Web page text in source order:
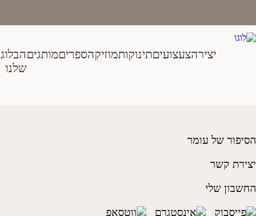
content
יצירהצעצועיםתינוקותמוזיקהספריםמותגיםהבלוג
שלנו
מידה 27
הסיפור של עומר
יצירת קשר
החשבון שלי